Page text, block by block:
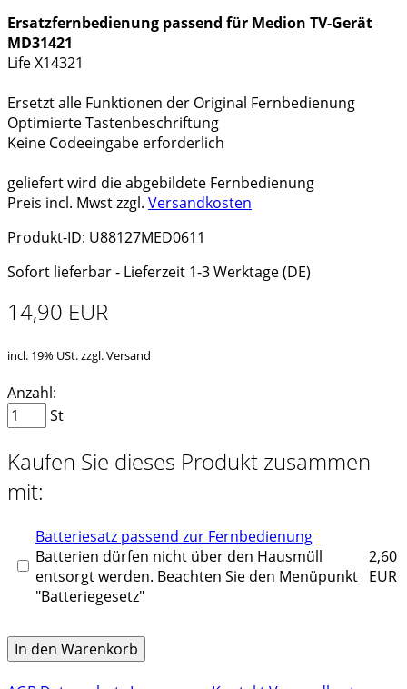
Ersatzfernbedienung passend für Medion TV-Gerät
MD31421
Life X14321
Ersetzt alle Funktionen der Original Fernbedienung
Optimierte Tastenbeschriftung
Keine Codeeingabe erforderlich
geliefert wird die abgebildete Fernbedienung
Preis incl. Mwst zzgl. Versandkosten
Produkt-ID: U88127MED0611
Sofort lieferbar - Lieferzeit 1-3 Werktage (DE)
14,90 EUR
incl. 19% USt. zzgl. Versand
Anzahl:
St
Kaufen Sie dieses Produkt zusammen
mit:
Batteriesatz passend zur Fernbedienung
Batterien dürfen nicht über den Hausmüll
entsorgt werden. Beachten Sie den Menüpunkt
"Batteriegesetz"
2,60
EUR
In den Warenkorb